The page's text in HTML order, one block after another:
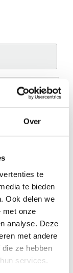
Over
te
te bieden
Ook delen we
met onze
analyse. Deze
met andere
ze hebben
services.